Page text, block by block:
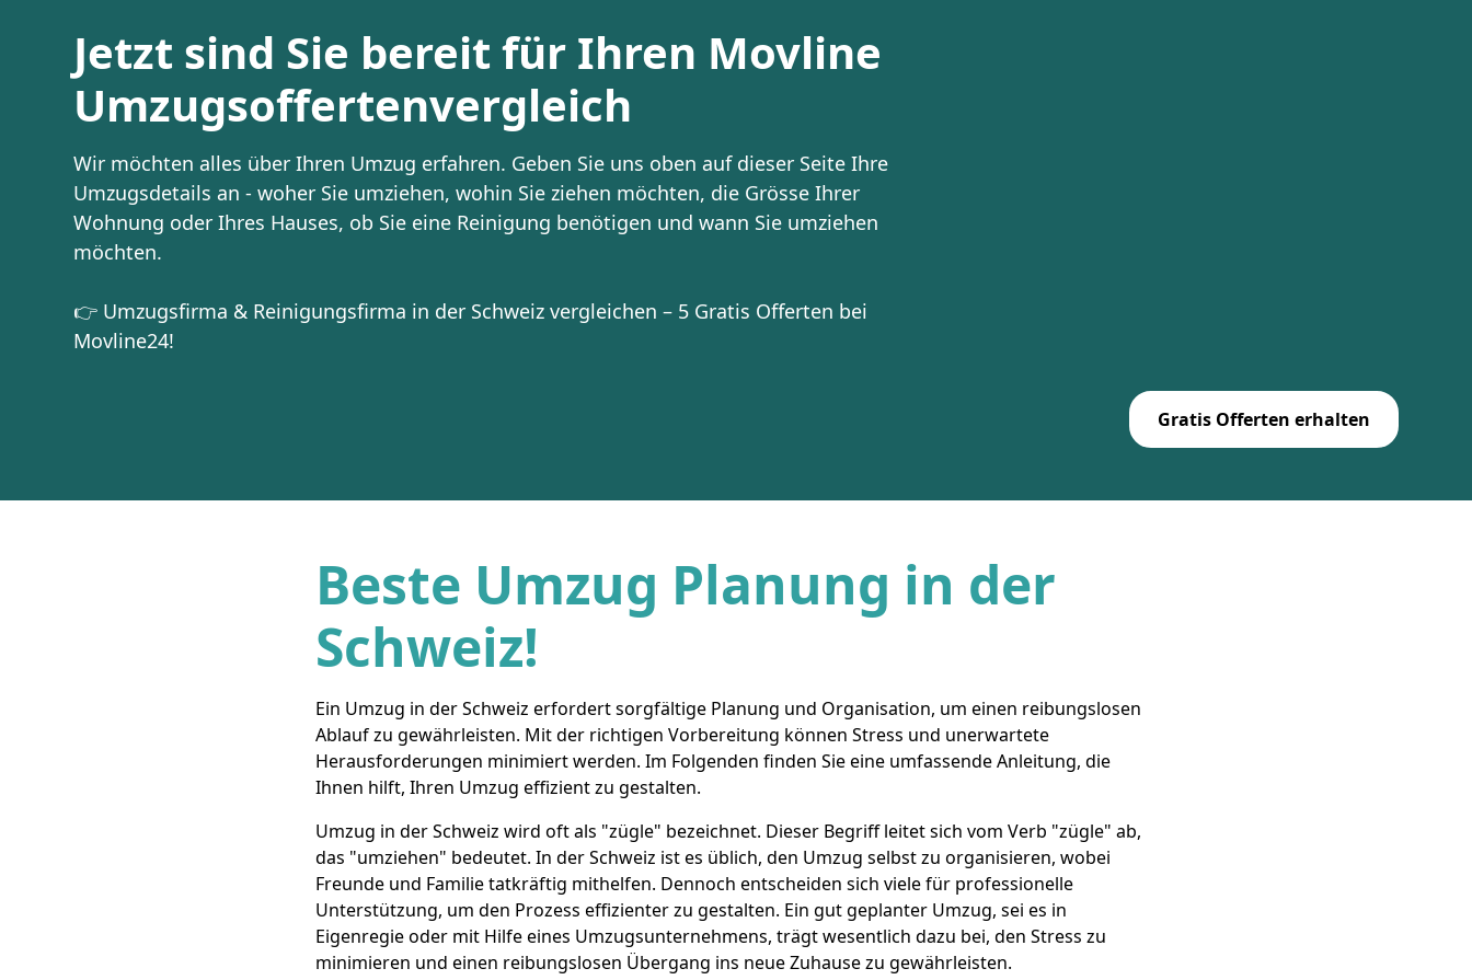
Jetzt sind Sie bereit für Ihren Movline
Umzugsoffertenvergleich
Wir möchten alles über Ihren Umzug erfahren. Geben Sie uns oben auf dieser Seite Ihre
Umzugsdetails an - woher Sie umziehen, wohin Sie ziehen möchten, die Grösse Ihrer
Wohnung oder Ihres Hauses, ob Sie eine Reinigung benötigen und wann Sie umziehen
möchten.
👉 Umzugsfirma & Reinigungsfirma in der Schweiz vergleichen – 5 Gratis Offerten bei
Movline24!
Gratis Offerten erhalten
Beste Umzug Planung in der
Schweiz!
Ein Umzug in der Schweiz erfordert sorgfältige Planung und Organisation, um einen reibungslosen
Ablauf zu gewährleisten. Mit der richtigen Vorbereitung können Stress und unerwartete
Herausforderungen minimiert werden. Im Folgenden finden Sie eine umfassende Anleitung, die
Ihnen hilft, Ihren Umzug effizient zu gestalten.
Umzug in der Schweiz wird oft als "zügle" bezeichnet. Dieser Begriff leitet sich vom Verb "zügle" ab,
das "umziehen" bedeutet. In der Schweiz ist es üblich, den Umzug selbst zu organisieren, wobei
Freunde und Familie tatkräftig mithelfen. Dennoch entscheiden sich viele für professionelle
Unterstützung, um den Prozess effizienter zu gestalten. Ein gut geplanter Umzug, sei es in
Eigenregie oder mit Hilfe eines Umzugsunternehmens, trägt wesentlich dazu bei, den Stress zu
minimieren und einen reibungslosen Übergang ins neue Zuhause zu gewährleisten.